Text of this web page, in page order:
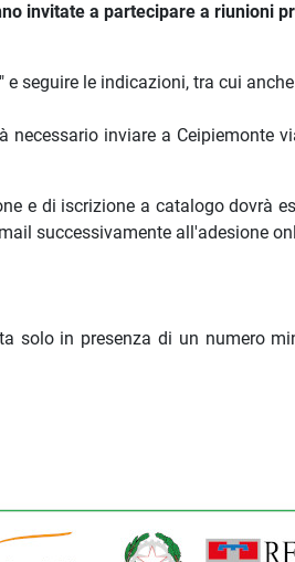
invitate a partecipare a riunioni
e seguire le indicazioni, tra cui
necessario inviare a Ceipiemonte
e di iscrizione a catalogo dovrà
successivamente all'adesione
solo in presenza di un numero